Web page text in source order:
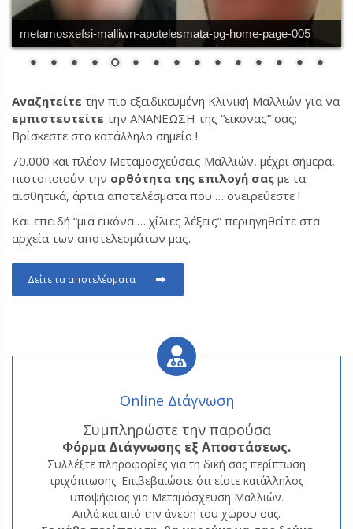
metamosxefsi-malliwn-apotelesmata-pg-home-page-005
Αναζητείτε την πιο εξειδικευμένη Κλινική Μαλλιών για να
εμπιστευτείτε την ΑΝΑΝΕΩΣΗ της “εικόνας” σας;
Βρίσκεστε στο κατάλληλο σημείο !
70.000 και πλέον Μεταμοσχεύσεις Μαλλιών, μέχρι σήμερα,
πιστοποιούν την ορθότητα της επιλογή σας με τα
αισθητικά, άρτια αποτελέσματα που … ονειρεύεστε !
Και επειδή “μια εικόνα … χίλιες λέξεις” περιηγηθείτε στα
αρχεία των αποτελεσμάτων μας.
Δείτε τα αποτελέσματα
Online Διάγνωση
Συμπληρώστε την παρούσα
Φόρμα Διάγνωσης εξ Αποστάσεως.
Συλλέξτε πληροφορίες για τη δική σας περίπτωση
τριχόπτωσης. Επιβεβαιώστε ότι είστε κατάλληλος
υποψήφιος για Μεταμόσχευση Μαλλιών.
Απλά και από την άνεση του χώρου σας.